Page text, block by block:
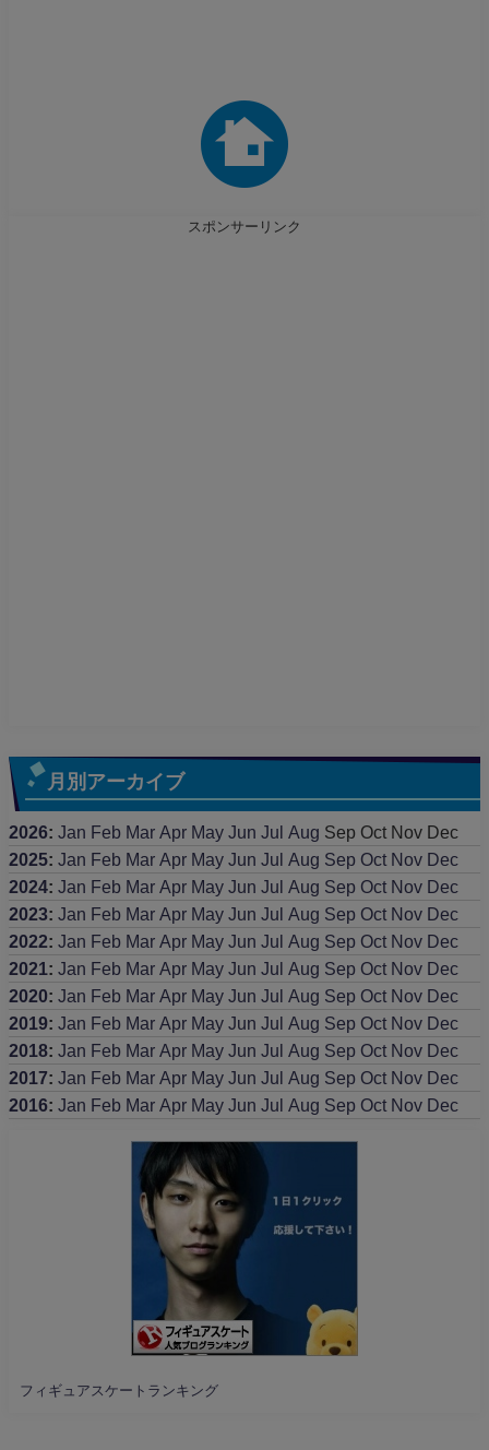
スポンサーリンク
月別アーカイブ
2026: Jan Feb Mar Apr May Jun Jul Aug Sep Oct Nov Dec
2025: Jan Feb Mar Apr May Jun Jul Aug Sep Oct Nov Dec
2024: Jan Feb Mar Apr May Jun Jul Aug Sep Oct Nov Dec
2023: Jan Feb Mar Apr May Jun Jul Aug Sep Oct Nov Dec
2022: Jan Feb Mar Apr May Jun Jul Aug Sep Oct Nov Dec
2021: Jan Feb Mar Apr May Jun Jul Aug Sep Oct Nov Dec
2020: Jan Feb Mar Apr May Jun Jul Aug Sep Oct Nov Dec
2019: Jan Feb Mar Apr May Jun Jul Aug Sep Oct Nov Dec
2018: Jan Feb Mar Apr May Jun Jul Aug Sep Oct Nov Dec
2017: Jan Feb Mar Apr May Jun Jul Aug Sep Oct Nov Dec
2016: Jan Feb Mar Apr May Jun Jul Aug Sep Oct Nov Dec
フィギュアスケートランキング